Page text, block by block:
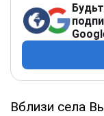
Вблизи села